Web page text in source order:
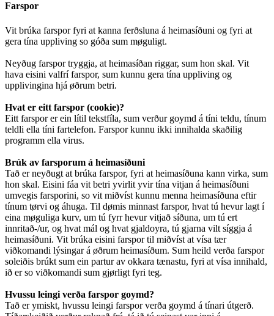
Farspor
Vit brúka farspor fyri at kanna ferðsluna á heimasíðuni og fyri at
gera tína uppliving so góða sum møguligt.
Neyðug farspor tryggja, at heimasíðan riggar, sum hon skal. Vit
hava eisini valfrí farspor, sum kunnu gera tína uppliving og
upplivingina hjá øðrum betri.
Hvat er eitt farspor (cookie)?
Eitt farspor er ein lítil tekstfíla, sum verður goymd á tíni teldu, tínum
teldli ella tíni fartelefon. Farspor kunnu ikki innihalda skaðilig
programm ella virus.
Brúk av farsporum á heimasíðuni
Tað er neyðugt at brúka farspor, fyri at heimasíðuna kann virka, sum
hon skal. Eisini fáa vit betri yvirlit yvir tína vitjan á heimasíðuni
umvegis farsporini, so vit miðvíst kunnu menna heimasíðuna eftir
tínum tørvi og áhuga. Til dømis minnast farspor, hvat tú hevur lagt í
eina møguliga kurv, um tú fyrr hevur vitjað síðuna, um tú ert
innritað-/ur, og hvat mál og hvat gjaldoyra, tú gjarna vilt síggja á
heimasíðuni. Vit brúka eisini farspor til miðvíst at vísa tær
viðkomandi lýsingar á øðrum heimasíðum. Sum heild verða farspor
soleiðis brúkt sum ein partur av okkara tænastu, fyri at vísa innihald,
ið er so viðkomandi sum gjørligt fyri teg.
Hvussu leingi verða farspor goymd?
Tað er ymiskt, hvussu leingi farspor verða goymd á tínari útgerð.